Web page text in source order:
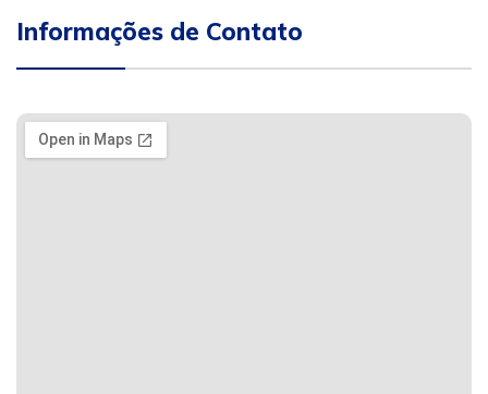
Informações de Contato